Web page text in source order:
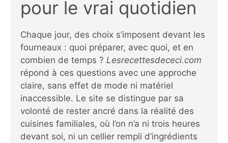
pour le vrai quotidien
Chaque jour, des choix s’imposent devant les
fourneaux : quoi préparer, avec quoi, et en
combien de temps ? Lesrecettesdececi.com
répond à ces questions avec une approche
claire, sans effet de mode ni matériel
inaccessible. Le site se distingue par sa
volonté de rester ancré dans la réalité des
cuisines familiales, où l’on n’a ni trois heures
devant soi, ni un cellier rempli d’ingrédients